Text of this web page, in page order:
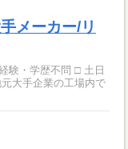
メーカー/リ